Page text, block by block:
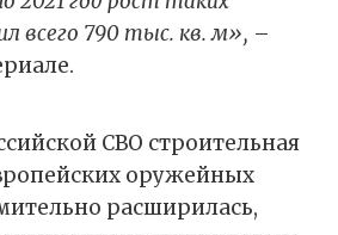
всего 790 тыс. кв. м», –
СВО строительная
оружейных
расширилась,